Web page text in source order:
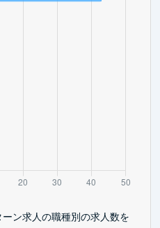
ン求人の職種別の求人数を